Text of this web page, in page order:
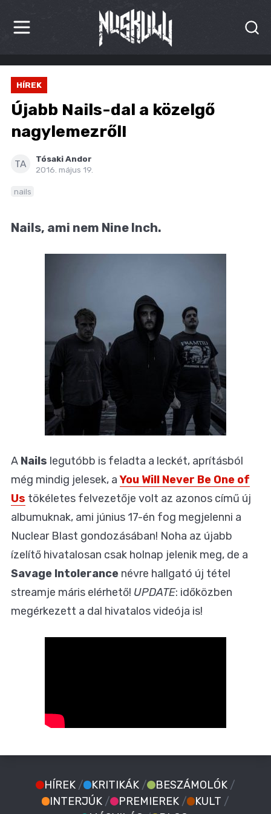
HÍREK
KRITIKÁK
BESZÁMOLÓK
MÁSVILÁG
HÍREK
Újabb Nails-dal a közelgő
nagylemezről!
TA
Tósaki Andor
2016. május 19.
nails
Nails, ami nem Nine Inch.
A Nails legutóbb is feladta a leckét, aprításból
még mindig jelesek, aYou Will Never Be One of
Us tökéletes felvezetője volt az azonos című új
albumuknak, ami június 17-én fog megjelenni a
Nuclear Blast gondozásában! Noha az újabb
ízelítő hivatalosan csak holnap jelenik meg, de a
Savage Intolerance névre hallgató új tétel
streamje máris elérhető! UPDATE: időközben
megérkezett a dal hivatalos videója is!
HÍREK / KRITIKÁK / BESZÁMOLÓK /
INTERJÚK / PREMIEREK / KULT /